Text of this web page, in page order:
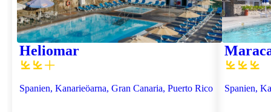
Heliomar
Spanien, Kanarieöarna, Gran Canaria, Puerto Rico Spanien,